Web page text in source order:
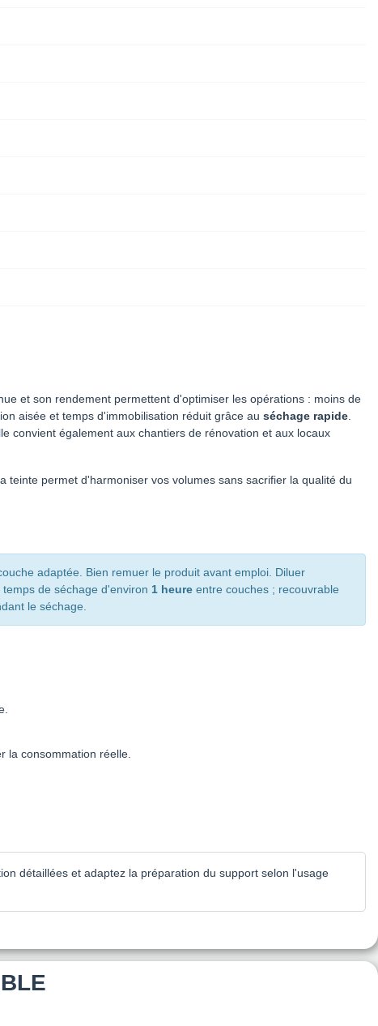
et son rendement permettent d'optimiser les opérations : moins de
aisée et temps d'immobilisation réduit grâce au séchage rapide.
convient également aux chantiers de rénovation et aux locaux
teinte permet d'harmoniser vos volumes sans sacrifier la qualité du
adaptée. Bien remuer le produit avant emploi. Diluer
de séchage d'environ 1 heure entre couches ; recouvrable
le séchage.
la consommation réelle.
détaillées et adaptez la préparation du support selon l'usage